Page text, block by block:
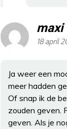
maxi
18 april
Ja weer een
meer hadden
Of snap ik de
zouden geven.
geven. Als je